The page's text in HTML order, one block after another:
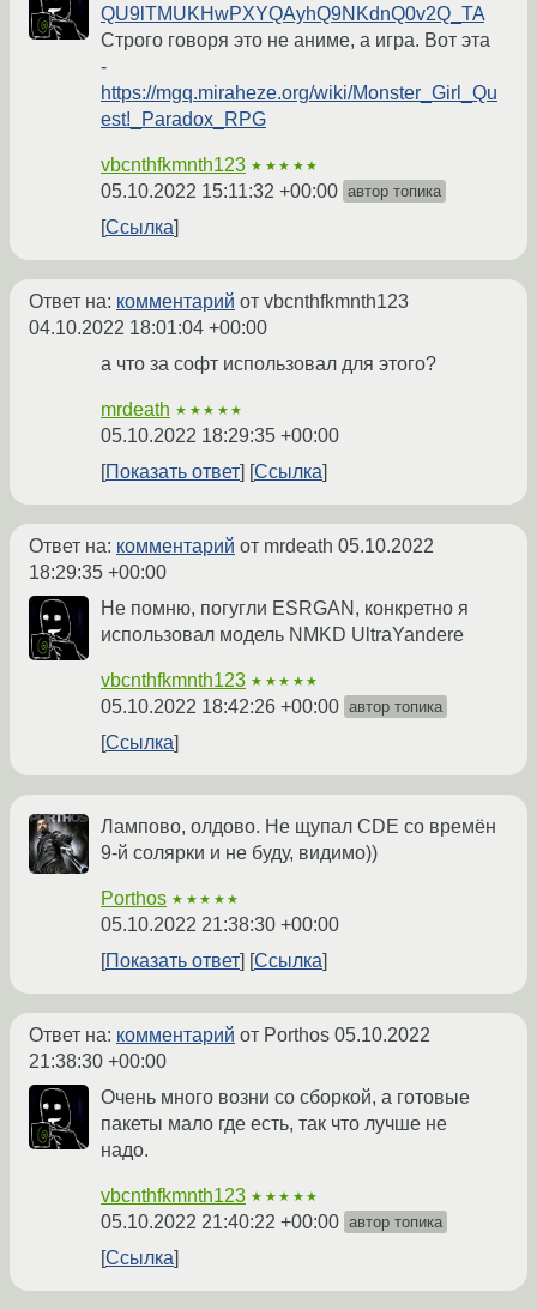
QU9lTMUKHwPXYQAyhQ9NKdnQ0v2Q_TA
Строго говоря это не аниме, а игра. Вот эта
-
https://mgq.miraheze.org/wiki/Monster_Girl_Qu
est!_Paradox_RPG
vbcnthfkmnth123 ★★★★★
05.10.2022 15:11:32 +00:00 автор топика
Ссылка
Ответ на: комментарий от vbcnthfkmnth123
04.10.2022 18:01:04 +00:00
а что за софт использовал для этого?
mrdeath ★★★★★
05.10.2022 18:29:35 +00:00
Показать ответ
Ссылка
Ответ на: комментарий от mrdeath 05.10.2022
18:29:35 +00:00
Не помню, погугли ESRGAN, конкретно я
использовал модель NMKD UltraYandere
vbcnthfkmnth123 ★★★★★
05.10.2022 18:42:26 +00:00 автор топика
Ссылка
Лампово, олдово. Не щупал CDE со времён
9-й солярки и не буду, видимо))
Porthos ★★★★★
05.10.2022 21:38:30 +00:00
Показать ответ
Ссылка
Ответ на: комментарий от Porthos 05.10.2022
21:38:30 +00:00
Очень много возни со сборкой, а готовые
пакеты мало где есть, так что лучше не
надо.
vbcnthfkmnth123 ★★★★★
05.10.2022 21:40:22 +00:00 автор топика
Ссылка